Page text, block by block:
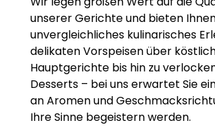
unserer Gerichte und bieten
unvergleichliches kulinarisches
delikaten Vorspeisen über
Hauptgerichte bis hin zu
Desserts – bei uns erwartet Sie
an Aromen und
Ihre Sinne begeistern werden.